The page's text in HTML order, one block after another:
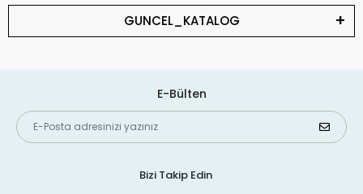
GUNCEL_KATALOG
E-Bülten
Bizi Takip Edin